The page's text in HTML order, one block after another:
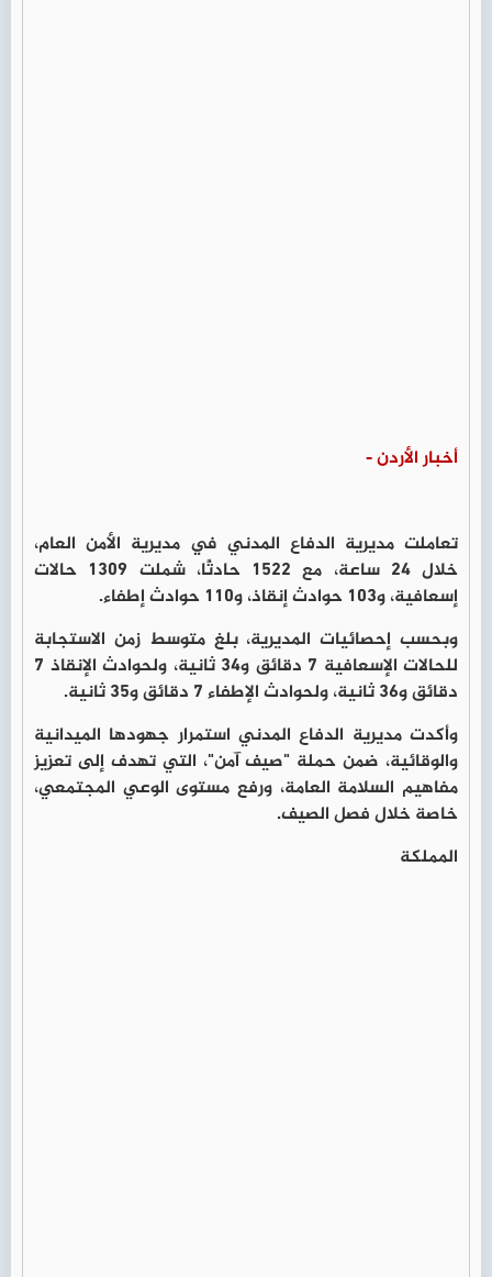
أخبار الأردن -
تعاملت مديرية الدفاع المدني في مديرية الأمن العام،
خلال 24 ساعة، مع 1522 حادثًا، شملت 1309 حالات
إسعافية، و103 حوادث إنقاذ، و110 حوادث إطفاء.
وبحسب إحصائيات المديرية، بلغ متوسط زمن الاستجابة
للحالات الإسعافية 7 دقائق و34 ثانية، ولحوادث الإنقاذ 7
دقائق و36 ثانية، ولحوادث الإطفاء 7 دقائق و35 ثانية.
وأكدت مديرية الدفاع المدني استمرار جهودها الميدانية
والوقائية، ضمن حملة "صيف آمن"، التي تهدف إلى تعزيز
مفاهيم السلامة العامة، ورفع مستوى الوعي المجتمعي،
خاصة خلال فصل الصيف.
المملكة